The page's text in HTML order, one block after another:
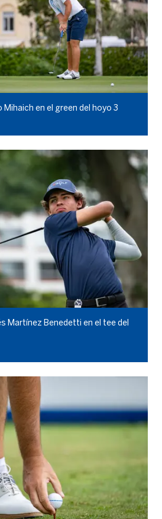
Mihaich en el green del hoyo 3
Martínez Benedetti en el tee del